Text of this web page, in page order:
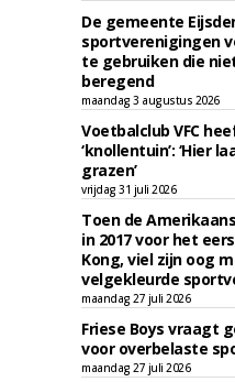
De gemeente
sportverenigingen
te gebruiken die
beregend
maandag 3 augustus 2026
Voetbalclub VFC
‘knollentuin’: ‘Hier
grazen’
vrijdag 31 juli 2026
Toen de
in 2017 voor het
Kong, viel zijn oog
velgekleurde
maandag 27 juli 2026
Friese Boys vraagt
voor overbelaste
maandag 27 juli 2026